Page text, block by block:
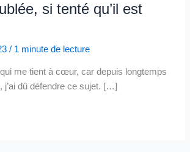
si tenté qu’il est
/ 1 minute de lecture
qui me tient à cœur, car depuis longtemps
j’ai dû défendre ce sujet. […]